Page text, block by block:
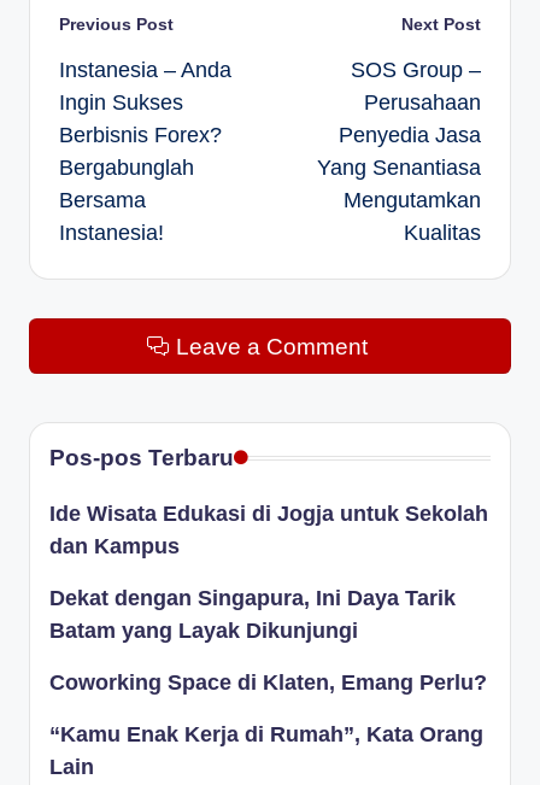
Post
navigation
Previous Post
Instanesia – Anda
Ingin Sukses
Berbisnis Forex?
Bergabunglah
Bersama
Instanesia!
Next Post
SOS Group –
Perusahaan
Penyedia Jasa
Yang Senantiasa
Mengutamkan
Kualitas
Leave a Comment
Pos-pos Terbaru
Ide Wisata Edukasi di Jogja untuk Sekolah
dan Kampus
Dekat dengan Singapura, Ini Daya Tarik
Batam yang Layak Dikunjungi
Coworking Space di Klaten, Emang Perlu?
“Kamu Enak Kerja di Rumah”, Kata Orang
Lain